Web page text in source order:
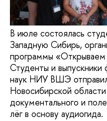
В июле состоялась
Западную Сибирь,
программы «Открываем
Студенты и выпускники
наук НИУ ВШЭ
Новосибирской
документального и
лёг в основу аудиогида.